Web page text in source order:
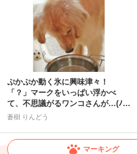
マーキング
ぷかぷか動く氷に興味津々！
「？」マークをいっぱい浮かべ
て、不思議がるワンコさんが…(ﾉ´∀
｀*)
蒼樹 りんどう